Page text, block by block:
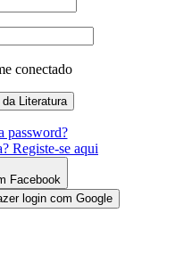
conectado
password?
Registe-se aqui
Facebook
login com Google